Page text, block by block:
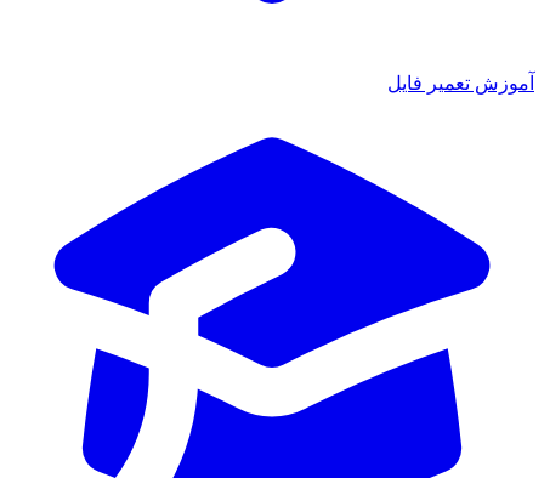
آموزش تعمیر فایل